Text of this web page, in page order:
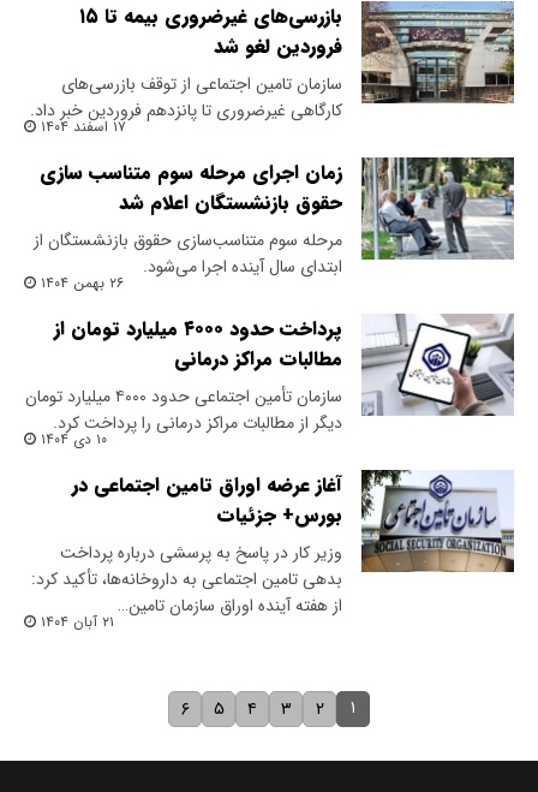
بازرسی‌های غیرضروری بیمه تا ۱۵
فروردین لغو شد
سازمان تامین اجتماعی از توقف بازرسی‌های
کارگاهی غیرضروری تا پانزدهم فروردین خبر داد.
۱۷ اسفند ۱۴۰۴
زمان اجرای مرحله سوم متناسب سازی
حقوق بازنشستگان اعلام شد
مرحله سوم متناسب‌سازی حقوق بازنشستگان از
ابتدای سال آینده اجرا می‌شود.
۲۶ بهمن ۱۴۰۴
پرداخت حدود ۴۰۰۰ میلیارد تومان از
مطالبات مراکز درمانی
سازمان تأمین اجتماعی حدود ۴۰۰۰ میلیارد تومان
دیگر از مطالبات مراکز درمانی را پرداخت کرد.
۱۰ دی ۱۴۰۴
آغاز عرضه اوراق تامین اجتماعی در
بورس+ جزئیات
وزیر کار در پاسخ به پرسشی درباره پرداخت
بدهی تامین اجتماعی به داروخانه‌ها، تأکید کرد:
از هفته آینده اوراق سازمان تامین…
۲۱ آبان ۱۴۰۴
۱ ۲ ۳ ۴ ۵ ۶